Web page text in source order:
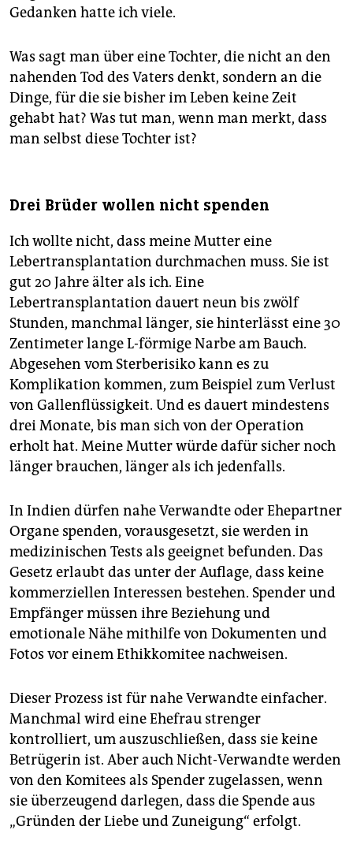
Gedanken hatte ich viele.
Was sagt man über eine Tochter, die nicht an den
nahenden Tod des Vaters denkt, sondern an die
Dinge, für die sie bisher im Leben keine Zeit
gehabt hat? Was tut man, wenn man merkt, dass
man selbst diese Tochter ist?
Drei Brüder wollen nicht spenden
Ich wollte nicht, dass meine Mutter eine
Lebertransplantation durchmachen muss. Sie ist
gut 20 Jahre älter als ich. Eine
Lebertransplantation dauert neun bis zwölf
Stunden, manchmal länger, sie hinterlässt eine 30
Zentimeter lange L-förmige Narbe am Bauch.
Abgesehen vom Sterberisiko kann es zu
Komplikation kommen, zum Beispiel zum Verlust
von Gallenflüssigkeit. Und es dauert mindestens
drei Monate, bis man sich von der Operation
erholt hat. Meine Mutter würde dafür sicher noch
länger brauchen, länger als ich jedenfalls.
In Indien dürfen nahe Verwandte oder Ehepartner
Organe spenden, vorausgesetzt, sie werden in
medizinischen Tests als geeignet befunden. Das
Gesetz erlaubt das unter der Auflage, dass keine
kommerziellen Interessen bestehen. Spender und
Empfänger müssen ihre Beziehung und
emotionale Nähe mithilfe von Dokumenten und
Fotos vor einem Ethikkomitee nachweisen.
Dieser Prozess ist für nahe Verwandte einfacher.
Manchmal wird eine Ehefrau strenger
kontrolliert, um auszuschließen, dass sie keine
Betrügerin ist. Aber auch Nicht-Verwandte werden
von den Komitees als Spender zugelassen, wenn
sie überzeugend darlegen, dass die Spende aus
„Gründen der Liebe und Zuneigung“ erfolgt.